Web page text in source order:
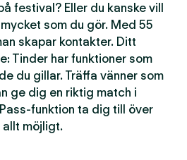
festival? Eller du kanske vill
som du gör. Med 55
skapar kontakter. Ditt
Tinder har funktioner som
du gillar. Träffa vänner som
ge dig en riktig match i
funktion ta dig till över
allt möjligt.